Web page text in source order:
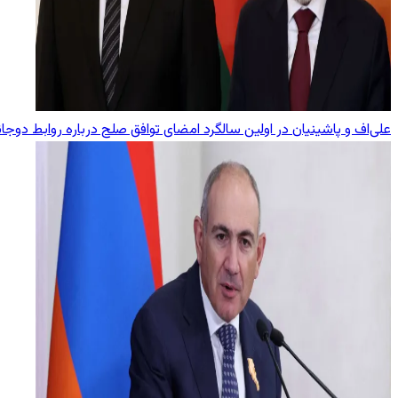
علی‌اف و پاشینیان در اولین سالگرد امضای توافق صلح درباره روابط